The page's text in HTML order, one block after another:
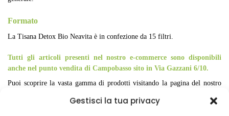
Gestisci la tua privacy
Formato
La Tisana Detox Bio Neavita è in confezione da 15 filtri.
Tutti gli articoli presenti nel nostro e-commerce sono disponibili
anche nel punto vendita di Campobasso sito in Via Gazzani 6/10.
Puoi scoprire la vasta gamma di prodotti visitando la pagina del nostro
puoi contattarci su WhatsApp usando il numero di cellulare presente qui,